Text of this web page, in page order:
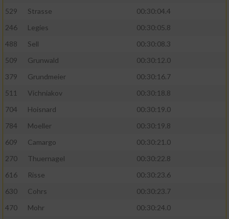
529
Strasse
00:30:04.4
246
Legies
00:30:05.8
488
Sell
00:30:08.3
509
Grunwald
00:30:12.0
379
Grundmeier
00:30:16.7
511
Vichniakov
00:30:18.8
704
Hoisnard
00:30:19.0
784
Moeller
00:30:19.8
609
Camargo
00:30:21.0
270
Thuernagel
00:30:22.8
616
Risse
00:30:23.6
630
Cohrs
00:30:23.7
470
Mohr
00:30:24.0
Geräte anhand von aktiv angeforderten
Notwendig
Performance